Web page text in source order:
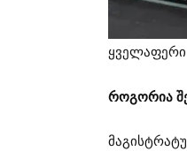
ყველაფერი
როგორია